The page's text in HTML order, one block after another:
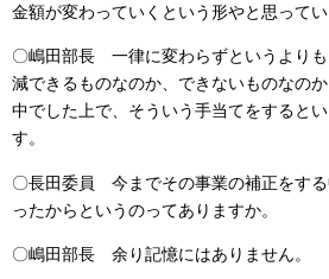
金額が変わっていくという形やと思ってい
〇嶋田部長 一律に変わらずというよりも
減できるものなのか、できないものなの
中でした上で、そういう手当てをすると
す。
〇長田委員 今までその事業の補正をす
ったからというのってありますか。
〇嶋田部長 余り記憶にはありません。